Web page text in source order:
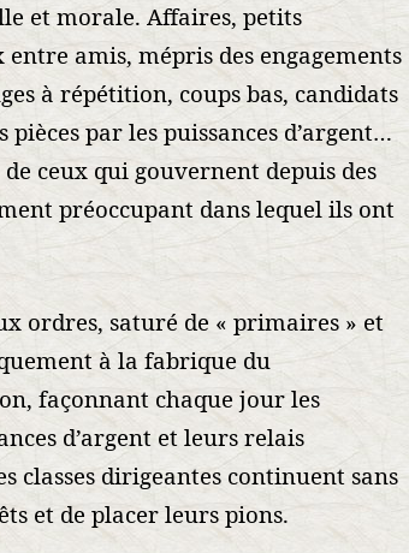
et morale. Affaires, petits
amis, mépris des engagements
à répétition, coups bas, candidats
par les puissances d’argent…
ceux qui gouvernent depuis des
préoccupant dans lequel ils ont
ordres, saturé de « primaires » et
à la fabrique du
façonnant chaque jour les
d’argent et leurs relais
classes dirigeantes continuent sans
et de placer leurs pions.